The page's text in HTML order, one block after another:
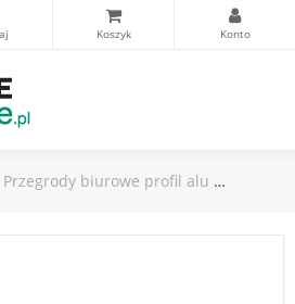
Przegrody biurowe profil alu